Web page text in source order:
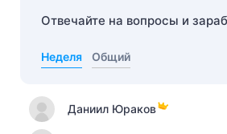
Отвечайте на вопросы и
Неделя Общий
Даниил Юраков